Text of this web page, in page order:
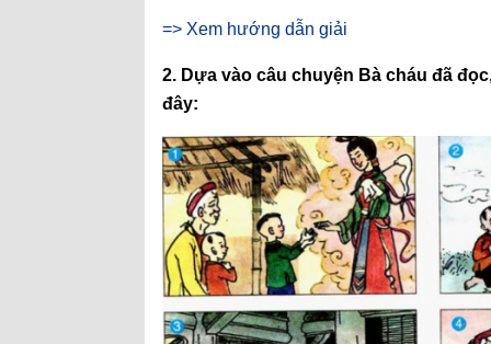
=> Xem hướng dẫn giải
2. Dựa vào câu chuyện Bà cháu đã
đây: